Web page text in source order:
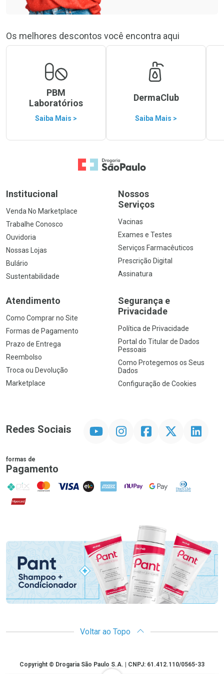
Os melhores descontos você encontra aqui
PBM
Laboratórios
Saiba Mais >
DermaClub
Saiba Mais >
Ir para a Home
Institucional
Venda No Marketplace
Trabalhe Conosco
Ouvidoria
Nossas Lojas
Bulário
Sustentabilidade
Nossos
Serviços
Vacinas
Exames e Testes
Serviços Farmacêuticos
Prescrição Digital
Assinatura
Atendimento
Como Comprar no Site
Formas de Pagamento
Prazo de Entrega
Reembolso
Troca ou Devolução
Marketplace
Segurança e
Privacidade
Política de Privacidade
Portal do Titular de Dados
Pessoais
Como Protegemos os Seus
Dados
Configuração de Cookies
Redes Sociais InstagramFacebookTwitter Linkedin
formas de
Pagamento
PIX MasterCard
VISA ELO AMEX NuPay Google PayDiners Club
Hipercard
Voltar ao Topo
CopyrightCopyright © Drogaria São Paulo S.A. | CNPJ: 61.412.110/0565-33